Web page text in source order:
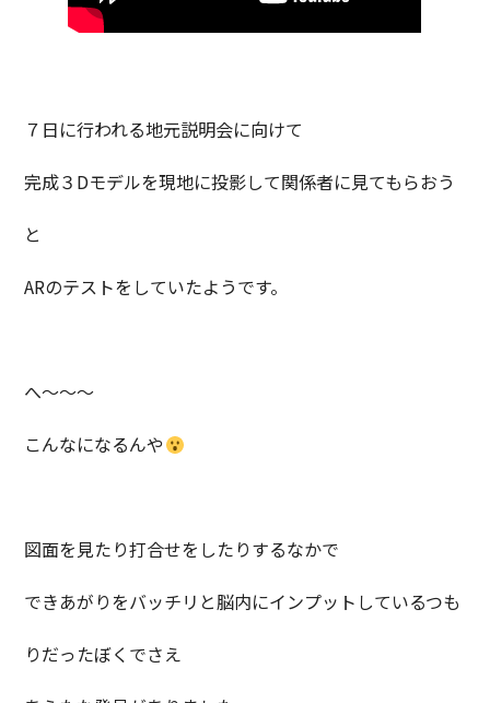
７日に行われる地元説明会に向けて
完成３Dモデルを現地に投影して関係者に見てもらおう
と
ARのテストをしていたようです。
へ～～～
こんなになるんや
図面を見たり打合せをしたりするなかで
できあがりをバッチリと脳内にインプットしているつも
りだったぼくでさえ